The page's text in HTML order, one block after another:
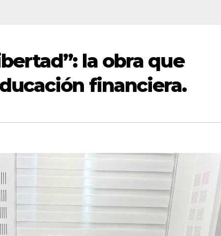
la obra que
financiera.